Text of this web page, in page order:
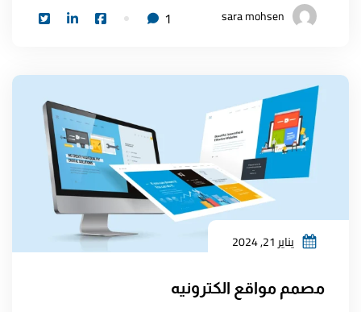
sara mohsen
1
يناير 21, 2024
مصمم مواقع الكترونيه